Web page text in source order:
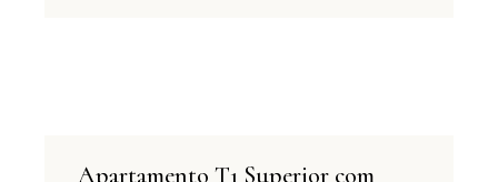
Apartamento T1 Superior com